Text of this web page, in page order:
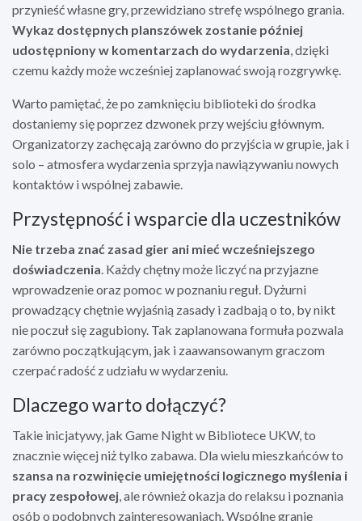
przynieść własne gry, przewidziano strefę wspólnego grania.
Wykaz dostępnych planszówek zostanie później
udostępniony w komentarzach do wydarzenia , dzięki
czemu każdy może wcześniej zaplanować swoją rozgrywkę.
Warto pamiętać, że po zamknięciu biblioteki do środka
dostaniemy się poprzez dzwonek przy wejściu głównym.
Organizatorzy zachęcają zarówno do przyjścia w grupie, jak i
solo – atmosfera wydarzenia sprzyja nawiązywaniu nowych
kontaktów i wspólnej zabawie.
Przystępność i wsparcie dla uczestników
Nie trzeba znać zasad gier ani mieć wcześniejszego
doświadczenia . Każdy chętny może liczyć na przyjazne
wprowadzenie oraz pomoc w poznaniu reguł. Dyżurni
prowadzący chętnie wyjaśnią zasady i zadbają o to, by nikt
nie poczuł się zagubiony. Tak zaplanowana formuła pozwala
zarówno początkującym, jak i zaawansowanym graczom
czerpać radość z udziału w wydarzeniu.
Dlaczego warto dołączyć?
Takie inicjatywy, jak Game Night w Bibliotece UKW, to
znacznie więcej niż tylko zabawa. Dla wielu mieszkańców to
szansa na rozwinięcie umiejętności logicznego myślenia i
pracy zespołowej , ale również okazja do relaksu i poznania
osób o podobnych zainteresowaniach. Wspólne granie